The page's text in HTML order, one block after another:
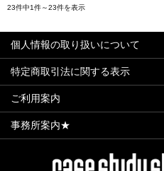
23件中1件～23件を表示
個人情報の取り扱いについて
特定商取引法に関する表示
ご利用案内
事務所案内★